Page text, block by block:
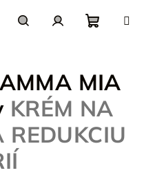
košík
MIA
KRÉM NA
REDUKCIU